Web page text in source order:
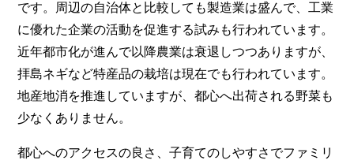
です。周辺の自治体と比較しても製造業は盛んで、工業
に優れた企業の活動を促進する試みも行われています。
近年都市化が進んで以降農業は衰退しつつありますが、
拝島ネギなど特産品の栽培は現在でも行われています。
地産地消を推進していますが、都心へ出荷される野菜も
少なくありません。
都心へのアクセスの良さ、子育てのしやすさでファミリ